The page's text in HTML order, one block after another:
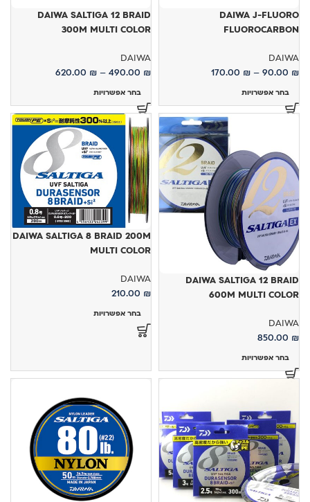
DAIWA J-FLUORO
FLUOROCARBON
DAIWA
90.00 ₪
–
170.00 ₪
בחר אפשרויות
DAIWA SALTIGA 12 BRAID
300M MULTI COLOR
DAIWA
490.00 ₪
–
620.00 ₪
בחר אפשרויות
DAIWA SALTIGA 12 BRAID
600M MULTI COLOR
DAIWA
850.00 ₪
בחר אפשרויות
DAIWA SALTIGA 8 BRAID 200M
MULTI COLOR
DAIWA
210.00 ₪
בחר אפשרויות